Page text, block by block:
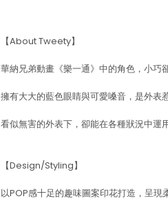
【About Tweety】
華納兄弟動畫《樂一通》中的角色，小巧
擁有大大的藍色眼睛與可愛嗓音，是外表
看似無害的外表下，卻能在各種狀況中運
【Design/Styling】
以POP感十足的趣味圖案印花打造，呈現